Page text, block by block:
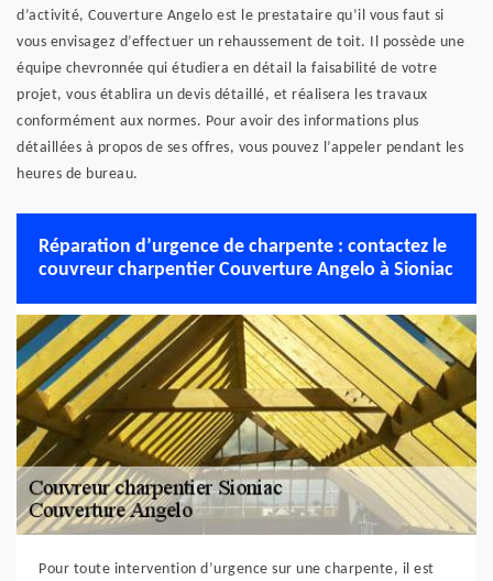
d’activité, Couverture Angelo est le prestataire qu’il vous faut si
vous envisagez d’effectuer un rehaussement de toit. Il possède une
équipe chevronnée qui étudiera en détail la faisabilité de votre
projet, vous établira un devis détaillé, et réalisera les travaux
conformément aux normes. Pour avoir des informations plus
détaillées à propos de ses offres, vous pouvez l’appeler pendant les
heures de bureau.
Réparation d’urgence de charpente : contactez le
couvreur charpentier Couverture Angelo à Sioniac
Pour toute intervention d’urgence sur une charpente, il est